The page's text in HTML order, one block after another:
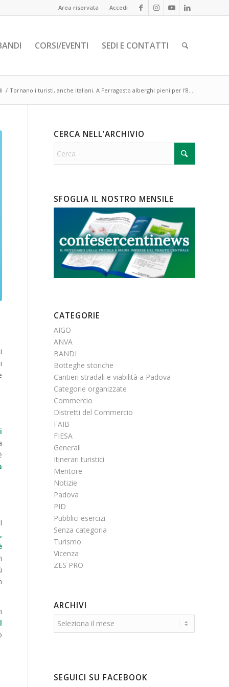
Area riservata Accedi
CORSI/EVENTI SEDI E CONTATTI
/ Tornano i turisti, anche italiani. A Ferragosto alberghi pieni per l’8...
CERCA NELL’ARCHIVIO
SFOGLIA IL NOSTRO MENSILE
CATEGORIE
AIGO
ANVA
BANDI
Botteghe storiche
Cantieri stradali e viabilità a Padova
Categorie organizzate
Commercio
Distretti del Commercio
FAIB
FIESA
Generali
Itinerari turistici
Mentore
Notizie
Padova
PID
Pubblici esercizi
Senza categoria
Turismo
Vicenza
ZES PRO
ARCHIVI
SEGUICI SU FACEBOOK